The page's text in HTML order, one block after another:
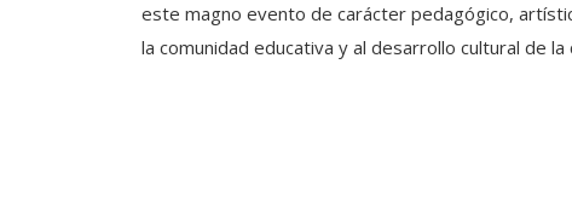
este magno evento de carácter pedagógico,
la comunidad educativa y al desarrollo cultural de la